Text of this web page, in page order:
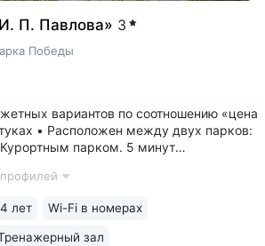
П. Павлова» 3
Победы
вариантов по соотношению «цена
• Расположен между двух парков:
парком. 5 минут
№ 4, «Ессентуки—Новая» •
лет Wi-Fi в номерах
зал